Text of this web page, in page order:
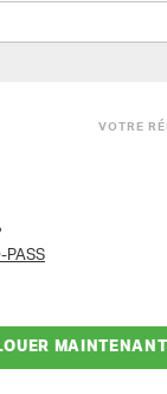
VOTRE
PASS
MAINTENANT